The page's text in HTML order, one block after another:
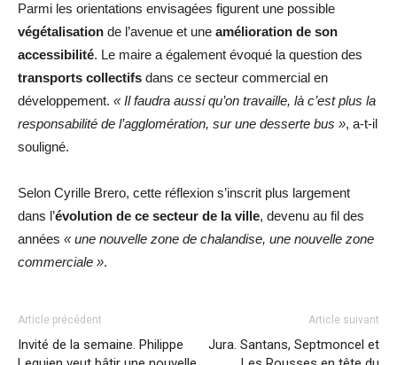
Parmi les orientations envisagées figurent une possible
végétalisation de l’avenue et une amélioration de son
accessibilité. Le maire a également évoqué la question des
transports collectifs dans ce secteur commercial en
développement. « Il faudra aussi qu’on travaille, là c’est plus la
responsabilité de l’agglomération, sur une desserte bus », a-t-il
souligné.
Selon Cyrille Brero, cette réflexion s’inscrit plus largement
dans l’évolution de ce secteur de la ville, devenu au fil des
années « une nouvelle zone de chalandise, une nouvelle zone
commerciale ».
Article précédent
Invité de la semaine. Philippe
Article suivant
Jura. Santans, Septmoncel et